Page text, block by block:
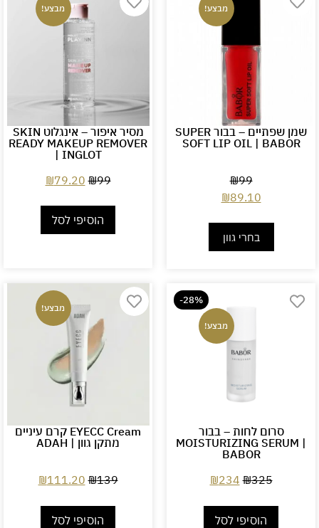
מבצע!
שמן שפתיים – בבור SUPER
SOFT LIP OIL | BABOR
₪99
₪89.10
בחרי גוון
מבצע!
מסיר איפור – אינגלוט SKIN
READY MAKEUP REMOVER
| INGLOT
₪99
₪79.20
הוסיפי לסל
-28%
מבצע!
סרום לחות – בבור
MOISTURIZING SERUM |
BABOR
₪325
₪234
הוסיפי לסל
מבצע!
EYECC Cream קרם עיניים
מתקן גוון | ADAH
₪139
₪111.20
הוסיפי לסל